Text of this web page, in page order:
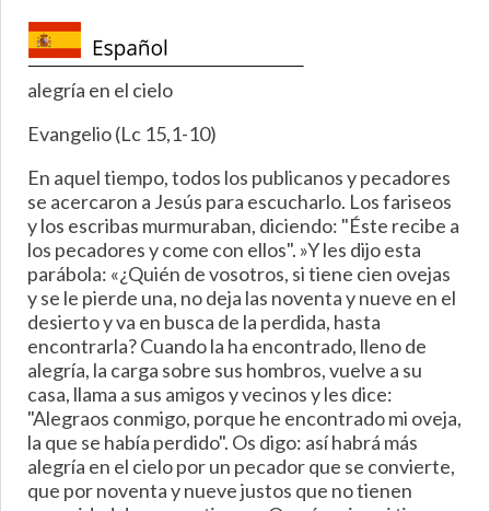
alegría en el cielo
Evangelio (Lc 15,1-10)
En aquel tiempo, todos los publicanos y pecadores
se acercaron a Jesús para escucharlo. Los fariseos
y los escribas murmuraban, diciendo: "Éste recibe a
los pecadores y come con ellos". »Y les dijo esta
parábola: «¿Quién de vosotros, si tiene cien ovejas
y se le pierde una, no deja las noventa y nueve en el
desierto y va en busca de la perdida, hasta
encontrarla? Cuando la ha encontrado, lleno de
alegría, la carga sobre sus hombros, vuelve a su
casa, llama a sus amigos y vecinos y les dice:
"Alegraos conmigo, porque he encontrado mi oveja,
la que se había perdido". Os digo: así habrá más
alegría en el cielo por un pecador que se convierte,
que por noventa y nueve justos que no tienen